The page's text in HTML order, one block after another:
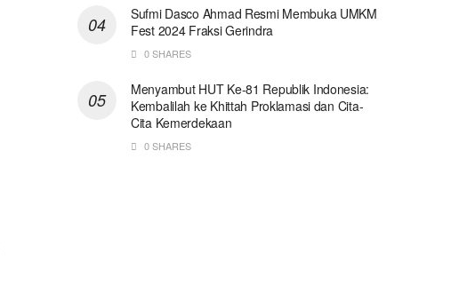
Sufmi Dasco Ahmad Resmi Membuka UMKM
Fest 2024 Fraksi Gerindra
0 SHARES
Menyambut HUT Ke-81 Republik Indonesia:
Kembalilah ke Khittah Proklamasi dan Cita-
Cita Kemerdekaan
0 SHARES